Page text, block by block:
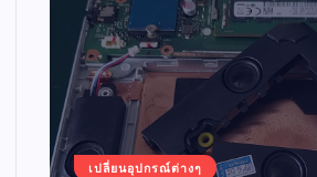
เปลี่ยนอุปกรณ์ต่างๆ